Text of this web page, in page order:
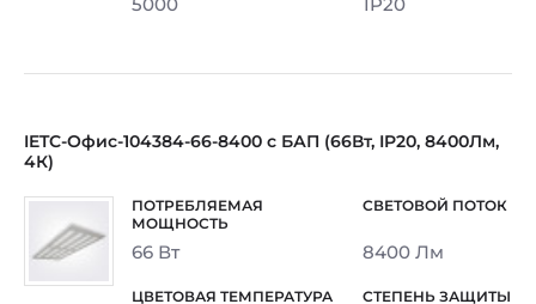
IETC-Офис-104384-66-8400 с БАП (66Вт, IP20, 8400Лм,
4К)
66 Вт 8400 Лм